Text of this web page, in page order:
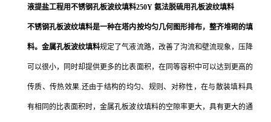
液提盐工程用不锈钢孔板波纹填料250Y 氨法脱硫用孔板波纹填料
不锈钢孔板波纹填料是一种在塔内按均匀几何图形排布，整齐堆砌的填
料。金属孔板波纹填料规定了气液流路，改善了沟流和壁流现象，压降
可以很小，同时却提供更多的比表面积，在同等容积中可以达到更高的
传质、传热效果.还由于结构的均匀、规则、对称性，在与散装填料具
有相同的比表面积时，金属孔板波纹填料的空隙率更大，具有更大的通